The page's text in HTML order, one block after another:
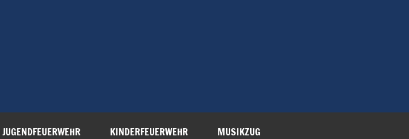
JUGENDFEUERWEHR KINDERFEUERWEHR MUSIKZUG